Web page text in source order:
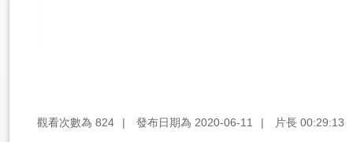
觀看次數為 824 | 發布日期為 2020-06-11 | 片長 00:29:13